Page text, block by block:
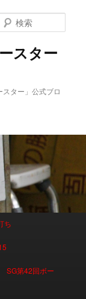
スター
ター」公式ブロ
索
ち
第42回ボー